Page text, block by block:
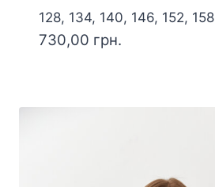
128, 134, 140, 146, 152, 158
730,00 грн.